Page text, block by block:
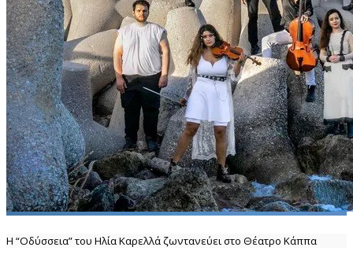
Η “Οδύσσεια” του Ηλία Καρελλά ζωντανεύει στο Θέατρο Κάππα